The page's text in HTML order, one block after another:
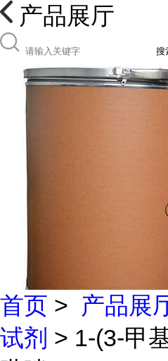
产品展厅
搜
首页 > 产品展
试剂 > 1-(3-甲